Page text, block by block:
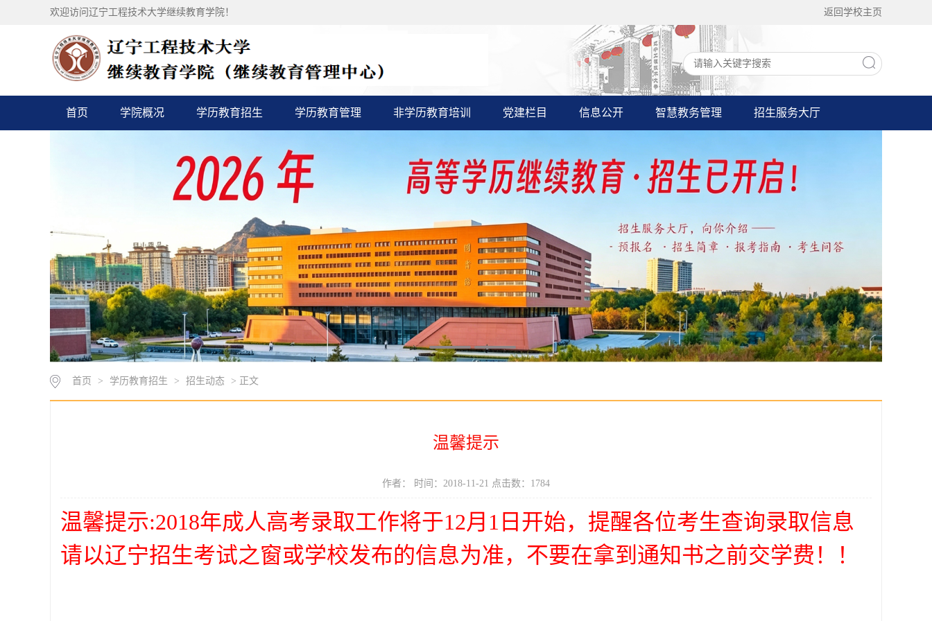
欢迎访问辽宁工程技术大学继续教育学院！ 返回学校主页
首页 学院概况 学历教育招生 学历教育管理 非学历教育培训 党建栏目 信息公开 智慧教务管理 招生服务大厅
首页 > 学历教育招生 > 招生动态 > 正文
温馨提示
作者： 时间：2018-11-21 点击数： 1784
温馨提示:2018年成人高考录取工作将于12月1日开始，提醒各位考生查询录取信息
请以辽宁招生考试之窗或学校发布的信息为准，不要在拿到通知书之前交学费！！